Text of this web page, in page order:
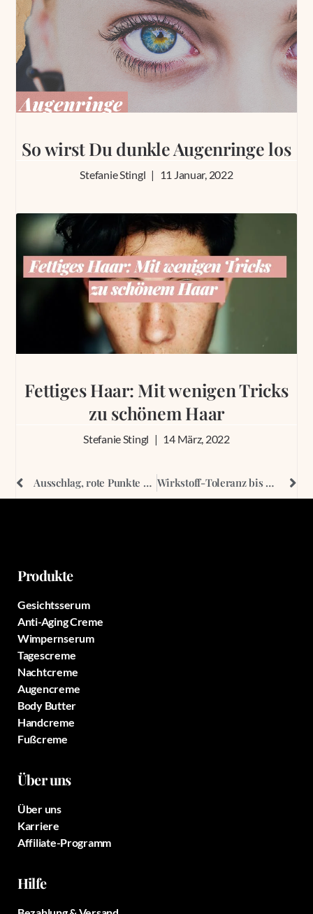
So wirst Du dunkle Augenringe los
Stefanie Stingl 11 Januar, 2022
Fettiges Haar: Mit wenigen Tricks
zu schönem Haar
Stefanie Stingl 14 März, 2022
Ausschlag, rote Punkte und Pickel nach dem Waxing – Es geht auch anders Wirkstoff-Toleranz bis Fast-Food-Pickel: Von diesen Hautpflege Mythen solltest Du Dich nicht täuschen lassen
Produkte
Gesichtsserum
Anti-Aging Creme
Wimpernserum
Tagescreme
Nachtcreme
Augencreme
Body Butter
Handcreme
Fußcreme
Über uns
Über uns
Karriere
Affiliate-Programm
Hilfe